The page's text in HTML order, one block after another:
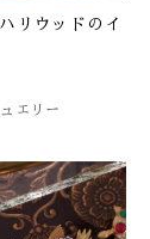
リウッドのイ
エリー